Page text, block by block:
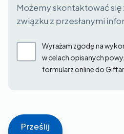
Możemy skontaktować
związku z przesłanymi
Wyrażam zgodę na
w celach opisanych
formularz online do